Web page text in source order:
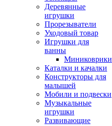
Деревянные
игрушки
Прорезыватели
Уходовый товар
Игрушки для
ванны
Миниковрики
Каталки и качалки
Конструкторы для
малышей
Мобили и подвески
Музыкальные
игрушки
Развивающие